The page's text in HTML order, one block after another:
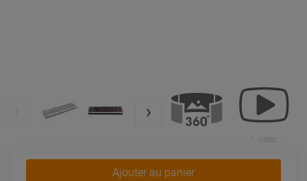
1 vidéo
Ajouter au panier